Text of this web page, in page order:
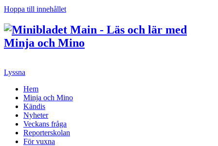
Hoppa till innehållet
Lyssna
Hem
Minja och Mino
Kändis
Nyheter
Veckans fråga
Reporterskolan
För vuxna